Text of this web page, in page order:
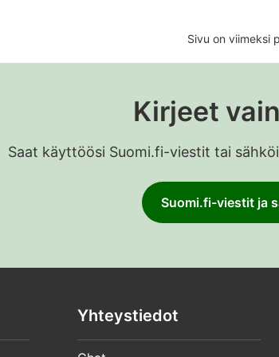
Jos tulosi ovat
Verokortit ja ennakkovero
Jos tulosi muuttuvat, sinun
monta kertaa kuin on tarpeen.
Sivu on viimeksi
Kirjeet
Saat käyttöösi Suomi.fi-viestit tai
Suomi.fi-viestit ja
Yhteystiedot